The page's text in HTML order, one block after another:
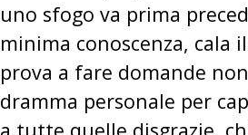
uno sfogo va prima
minima conoscenza, cala
prova a fare domande
dramma personale per